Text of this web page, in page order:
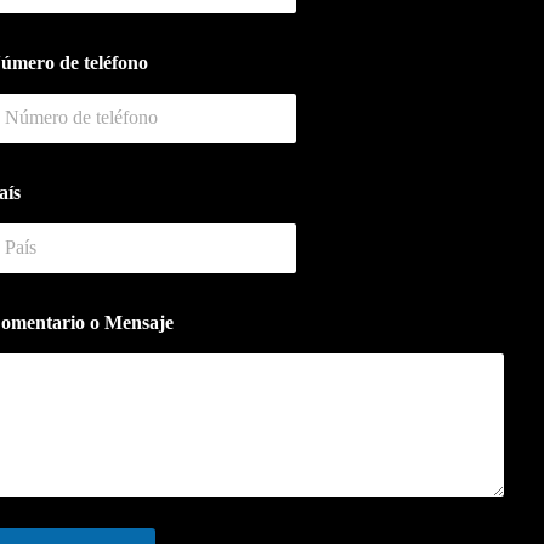
de teléfono
o Mensaje